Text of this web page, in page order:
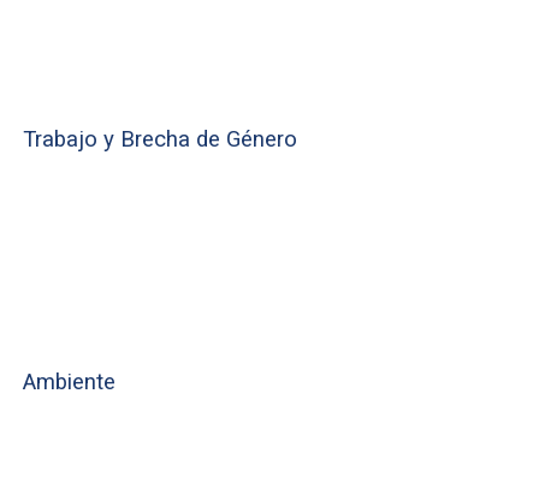
Trabajo y Brecha de Género
Ambiente